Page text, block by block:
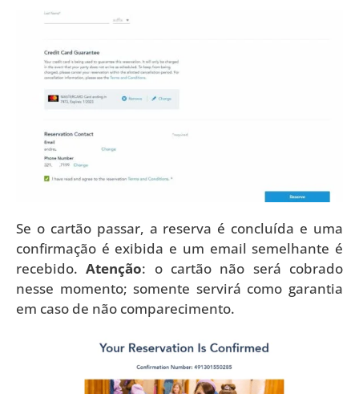
Se o cartão passar, a reserva é concluída e uma
confirmação é exibida e um email semelhante é
recebido.Atenção: o cartão não será cobrado
nesse momento; somente servirá como garantia
em caso de não comparecimento.